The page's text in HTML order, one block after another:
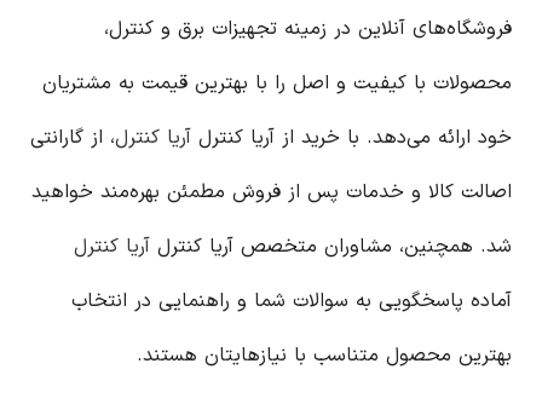
فروشگاه‌های آنلاین در زمینه تجهیزات برق و کنترل،
محصولات با کیفیت و اصل را با بهترین قیمت به مشتریان
خود ارائه می‌دهد. با خرید از آریا کنترل آریا کنترل، از گارانتی
اصالت کالا و خدمات پس از فروش مطمئن بهره‌مند خواهید
شد. همچنین، مشاوران متخصص آریا کنترل آریا کنترل
آماده پاسخگویی به سوالات شما و راهنمایی در انتخاب
بهترین محصول متناسب با نیازهایتان هستند.